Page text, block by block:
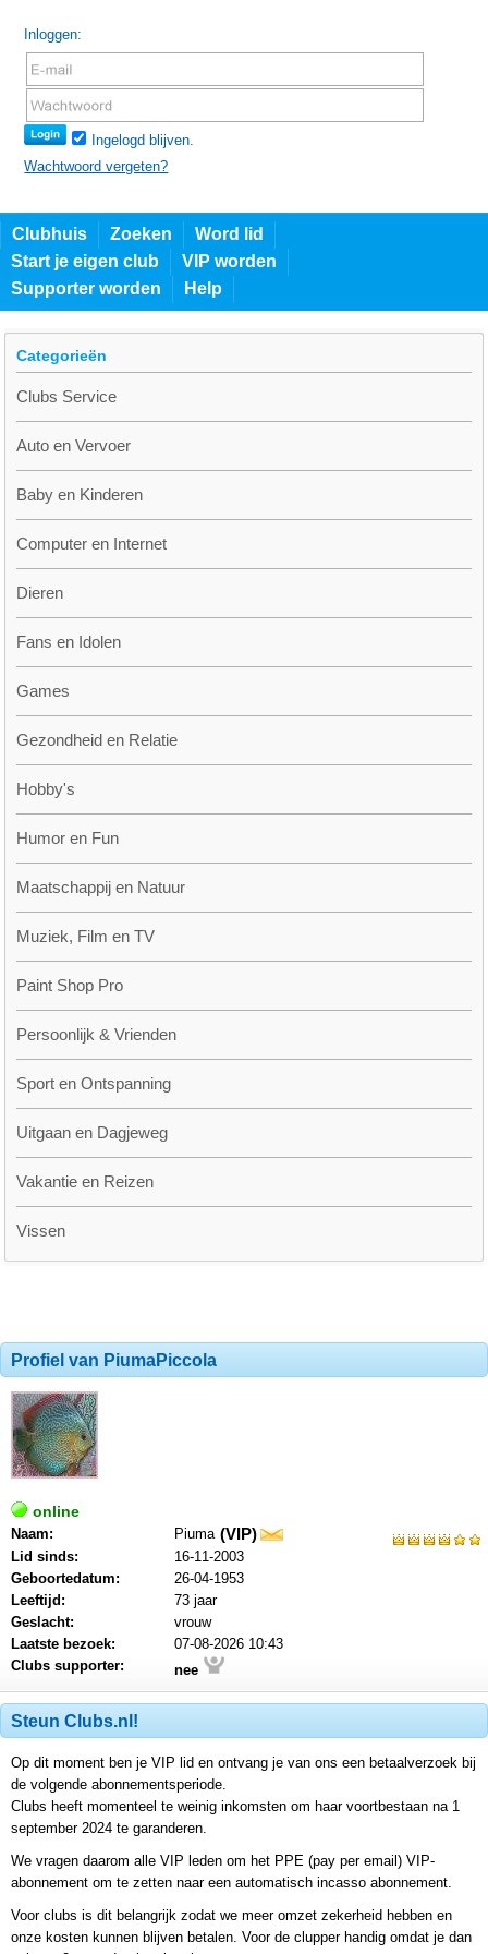
Inloggen:
Ingelogd blijven.
Wachtwoord vergeten?
Clubhuis Zoeken
Word lid
Start je eigen club
VIP worden
Supporter worden
Help
Categorieën
Clubs Service
Auto en Vervoer
Baby en Kinderen
Computer en Internet
Dieren
Fans en Idolen
Games
Gezondheid en Relatie
Hobby's
Humor en Fun
Maatschappij en Natuur
Muziek, Film en TV
Paint Shop Pro
Persoonlijk & Vrienden
Sport en Ontspanning
Uitgaan en Dagjeweg
Vakantie en Reizen
Vissen
Profiel van PiumaPiccola
online
Naam: Piuma (VIP)
Lid sinds:
16-11-2003
Geboortedatum:
26-04-1953
Leeftijd:
73 jaar
Geslacht:
vrouw
Laatste bezoek:
07-08-2026 10:43
Clubs supporter:
nee
Steun Clubs.nl!
Op dit moment ben je VIP lid en ontvang je van ons een betaalverzoek bij
de volgende abonnementsperiode.
Clubs heeft momenteel te weinig inkomsten om haar voortbestaan na 1
september 2024 te garanderen.
We vragen daarom alle VIP leden om het PPE (pay per email) VIP-
abonnement om te zetten naar een automatisch incasso abonnement.
Voor clubs is dit belangrijk zodat we meer omzet zekerheid hebben en
onze kosten kunnen blijven betalen. Voor de clupper handig omdat je dan